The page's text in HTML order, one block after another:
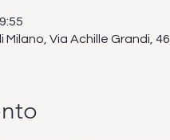
Via Achille Grandi,